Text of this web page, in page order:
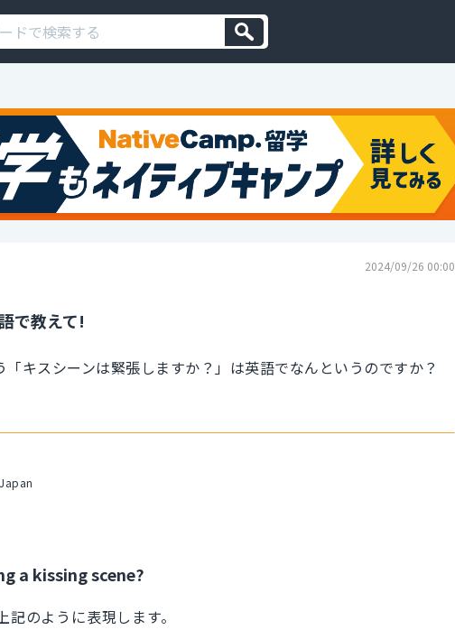
2024/09/26 00:00
で教えて!
キスシーンは緊張しますか？」は英語でなんというのですか？
Japan
a kissing scene?
記のように表現します。